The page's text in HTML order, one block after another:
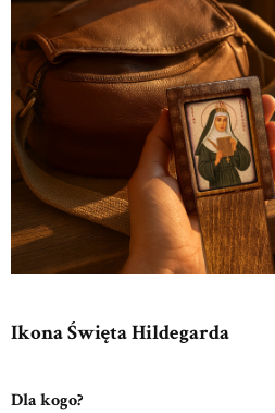
Ikona Święta Hildegarda
Dla kogo?